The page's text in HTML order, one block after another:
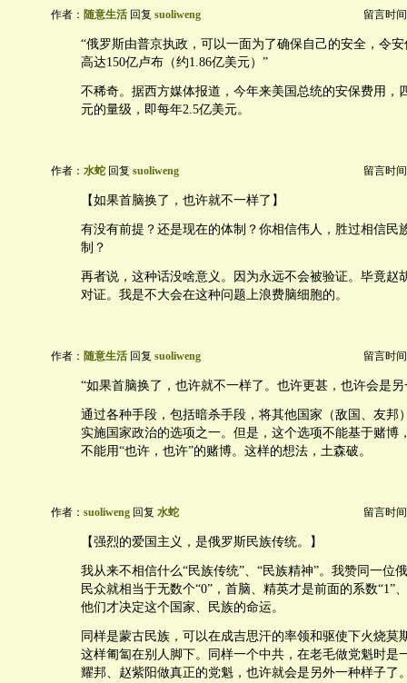
作者： 随意生活 回复 suoliweng 留言时
“俄罗斯由普京执政，可以一面为了确保自己的安全，令
高达150亿卢布（约1.86亿美元）”
不稀奇。据西方媒体报道，今年来美国总统的安保费用，
元的量级，即每年2.5亿美元。
作者： 水蛇 回复 suoliweng 留言时
【如果首脑换了，也许就不一样了】
有没有前提？还是现在的体制？你相信伟人，胜过相信民
制？
再者说，这种话没啥意义。因为永远不会被验证。毕竟赵
对证。我是不大会在这种问题上浪费脑细胞的。
作者： 随意生活 回复 suoliweng 留言时
“如果首脑换了，也许就不一样了。也许更甚，也许会是另
通过各种手段，包括暗杀手段，将其他国家（敌国、友邦
实施国家政治的选项之一。但是，这个选项不能基于赌博
不能用“也许，也许”的赌博。这样的想法，土森破。
作者： suoliweng 回复 水蛇 留言时
【强烈的爱国主义，是俄罗斯民族传统。】
我从来不相信什么“民族传统”、“民族精神”。我赞同一位
民众就相当于无数个“0”，首脑、精英才是前面的系数“1”、
他们才决定这个国家、民族的命运。
同样是蒙古民族，可以在成吉思汗的率领和驱使下火烧莫
这样匍匐在别人脚下。同样一个中共，在老毛做党魁时是
耀邦、赵紫阳做真正的党魁，也许就会是另外一种样子了